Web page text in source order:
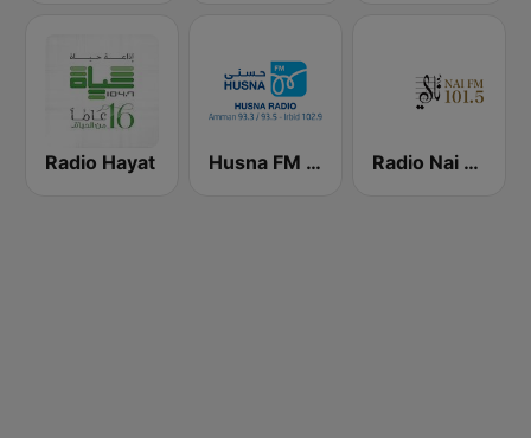
Radio Hayat Husna FM (حسنى) Radio Nai FM 101.5